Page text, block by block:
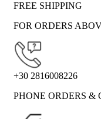
FREE SHIPPING
FOR ORDERS
+30 2816008226
PHONE ORDERS &